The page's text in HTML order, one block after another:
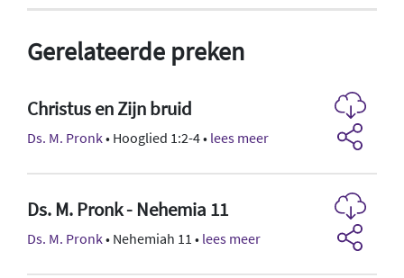
Gerelateerde preken
Christus en Zijn bruid
Ds. M. Pronk• Hooglied 1:2-4 • lees meer
Ds. M. Pronk - Nehemia 11
Ds. M. Pronk• Nehemiah 11 • lees meer